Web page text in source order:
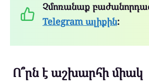
Չմոռանաք
Telegram ալիքին:
Ո՞րն է աշխարհի միակ